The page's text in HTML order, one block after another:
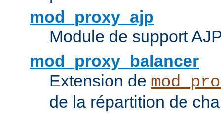
mod_proxy_ajp
Module de support
mod_proxy_balancer
Extension de
de la répartition de